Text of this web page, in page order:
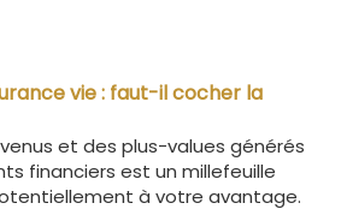
vie : faut-il cocher la
et des plus-values générés
financiers est un millefeuille
à votre avantage.